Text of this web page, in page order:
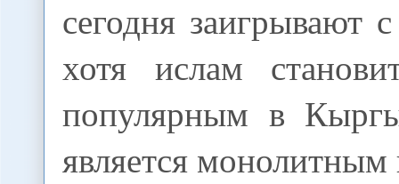
сегодня заигрывают
хотя ислам
популярным в
является монолитным